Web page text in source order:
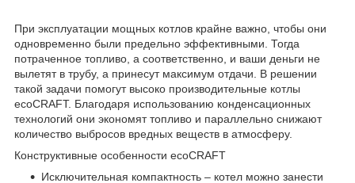
При эксплуатации мощных котлов крайне важно, чтобы они
одновременно были предельно эффективными. Тогда
потраченное топливо, а соответственно, и ваши деньги не
вылетят в трубу, а принесут максимум отдачи. В решении
такой задачи помогут высоко производительные котлы
ecoCRAFT. Благодаря использованию конденсационных
технологий они экономят топливо и параллельно снижают
количество выбросов вредных веществ в атмосферу.
Конструктивные особенности ecoCRAFT
Исключительная компактность – котел можно занести